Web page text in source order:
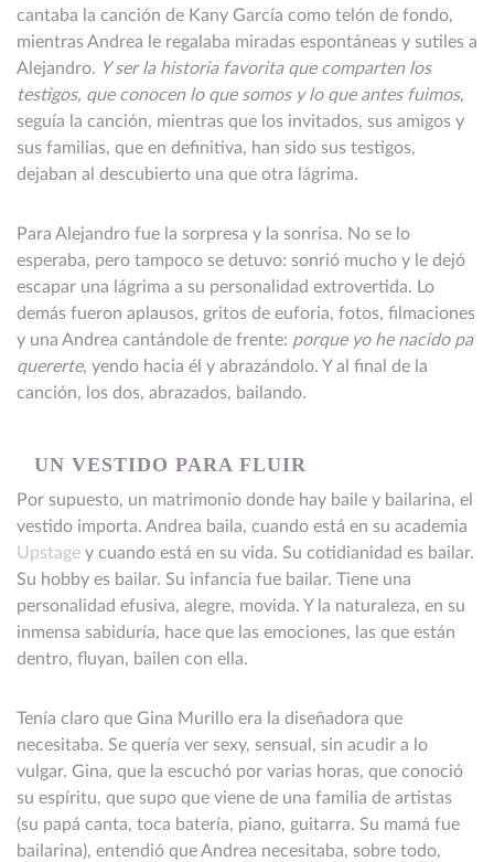
cantaba la canción de Kany García como telón de fondo,
mientras Andrea le regalaba miradas espontáneas y sutiles a
Alejandro. Y ser la historia favorita que comparten los
testigos, que conocen lo que somos y lo que antes fuimos,
seguía la canción, mientras que los invitados, sus amigos y
sus familias, que en definitiva, han sido sus testigos,
dejaban al descubierto una que otra lágrima.
Para Alejandro fue la sorpresa y la sonrisa. No se lo
esperaba, pero tampoco se detuvo: sonrió mucho y le dejó
escapar una lágrima a su personalidad extrovertida. Lo
demás fueron aplausos, gritos de euforia, fotos, filmaciones
y una Andrea cantándole de frente: porque yo he nacido pa
quererte, yendo hacia él y abrazándolo. Y al final de la
canción, los dos, abrazados, bailando.
UN VESTIDO PARA FLUIR
Por supuesto, un matrimonio donde hay baile y bailarina, el
vestido importa. Andrea baila, cuando está en su academia
Upstage y cuando está en su vida. Su cotidianidad es bailar.
Su hobby es bailar. Su infancia fue bailar. Tiene una
personalidad efusiva, alegre, movida. Y la naturaleza, en su
inmensa sabiduría, hace que las emociones, las que están
dentro, fluyan, bailen con ella.
Tenía claro que Gina Murillo era la diseñadora que
necesitaba. Se quería ver sexy, sensual, sin acudir a lo
vulgar. Gina, que la escuchó por varias horas, que conoció
su espíritu, que supo que viene de una familia de artistas
(su papá canta, toca batería, piano, guitarra. Su mamá fue
bailarina), entendió que Andrea necesitaba, sobre todo,